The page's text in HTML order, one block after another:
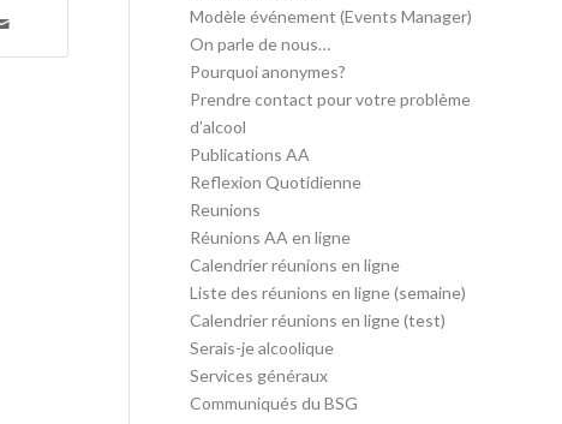
Modèle événement (Events Manager)
On parle de nous…
Pourquoi anonymes?
Prendre contact pour votre problème
d’alcool
Publications AA
Reflexion Quotidienne
Reunions
Réunions AA en ligne
Calendrier réunions en ligne
Liste des réunions en ligne (semaine)
Calendrier réunions en ligne (test)
Serais-je alcoolique
Services généraux
Communiqués du BSG